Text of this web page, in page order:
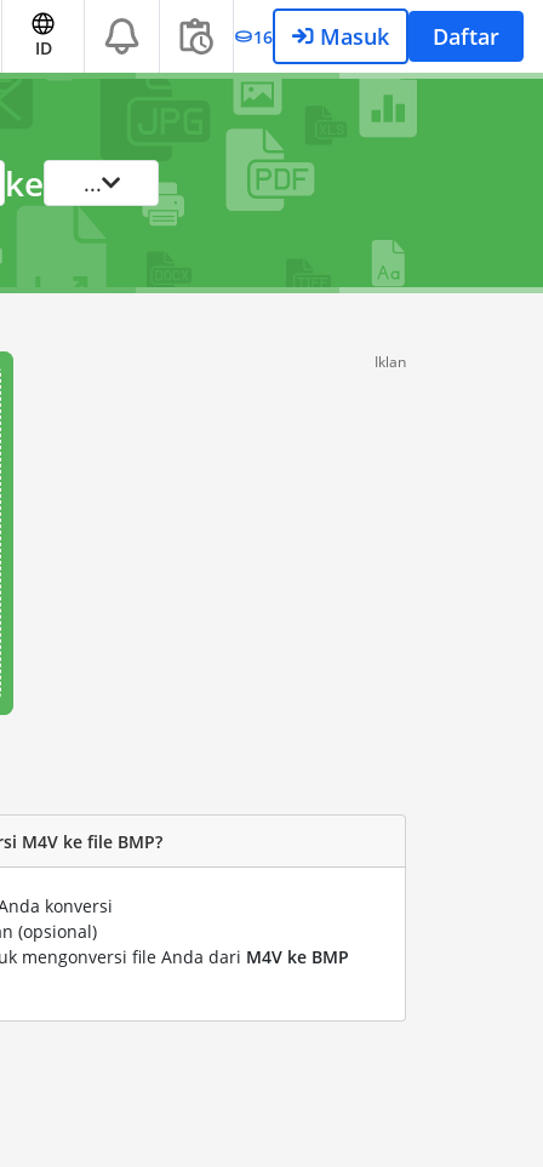
ID 16 Masuk Daftar
ke ...
Iklan
M4V ke file BMP?
konversi
(opsional)
mengonversi file Anda dari M4V ke BMP